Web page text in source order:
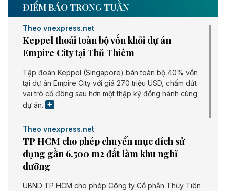
ĐIỂM BÁO TRONG TUẦN
Theo vnexpress.net
Keppel thoái toàn bộ vốn khỏi dự án
Empire City tại Thủ Thiêm
Tập đoàn Keppel (Singapore) bán toàn bộ 40% vốn
tại dự án Empire City với giá 270 triệu USD, chấm dứt
vai trò cổ đông sau hơn một thập kỷ đồng hành cùng
dự án.
Theo vnexpress.net
TP HCM cho phép chuyển mục đích sử
dụng gần 6.500 m2 đất làm khu nghỉ
dưỡng
UBND TP HCM cho phép Công ty Cổ phần Thủy Tiên